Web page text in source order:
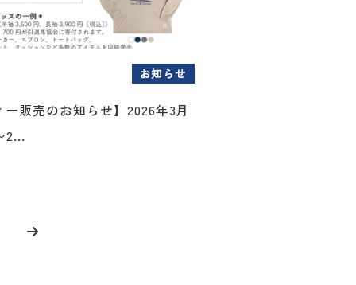
お知らせ
販売のお知らせ】2026年3月
2...